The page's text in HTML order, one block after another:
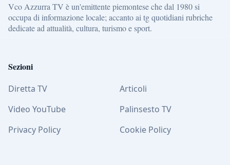
Vco Azzurra TV è un'emittente piemontese che dal 1980 si
occupa di informazione locale; accanto ai tg quotidiani rubriche
dedicate ad attualità, cultura, turismo e sport.
Sezioni
Diretta TV
Articoli
Video YouTube
Palinsesto TV
Privacy Policy
Cookie Policy